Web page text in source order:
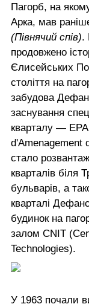
Пагорб, на
Арка, мав
(Півнячий спів).
продовжено
Єлисейських
століття на
забудова
заснування
кварталу —
d'Amenagement
стало
кварталів біля
бульварів, а
кварталі
будинок на
залом CNIT
Technologies).
У 1963 почали